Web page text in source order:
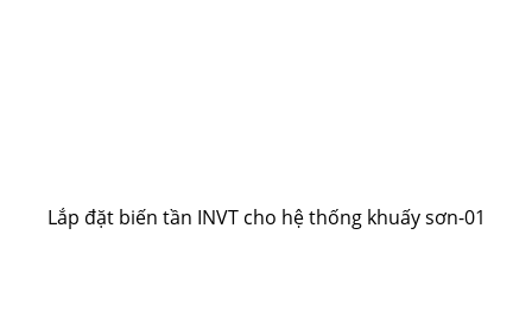
Lắp đặt biến tần INVT cho hệ thống khuấy sơn-01